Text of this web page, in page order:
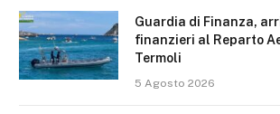
Guardia di Finanza,
finanzieri al Reparto
Termoli
5 Agosto 2026